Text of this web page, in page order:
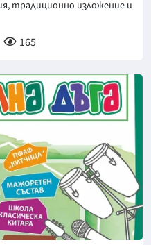
традиционно изложение и
165